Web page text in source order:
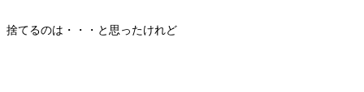
捨てるのは・・・と思ったけれど